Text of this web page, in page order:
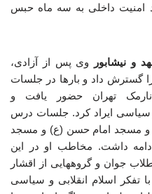
امنیت داخلی به سه ماه حبس
و نیشابور
وی پس از آزادی،
گسترش داد و بارها در جلسات
تهران حضور یافت و
سیاسی ایراد کرد. جلسات درس
و مسجد امام حسن (ع) و مسجد
داشت. مخاطب او در این
جوان و گروههایی از اقشار
تفکر اسلام انقلابی و سیاسی